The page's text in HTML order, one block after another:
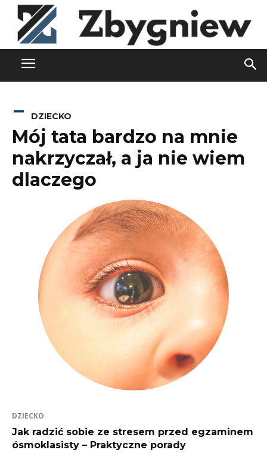
DZIECKO
Mój tata bardzo na mnie
nakrzyczał, a ja nie wiem
dlaczego
DZIECKO
Jak radzić sobie ze stresem przed egzaminem
ósmoklasisty – Praktyczne porady